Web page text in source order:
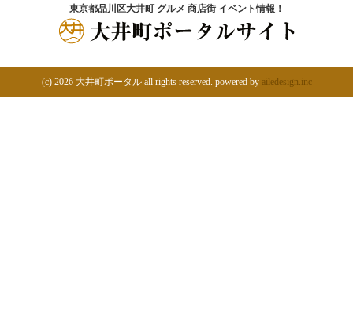
東京都品川区大井町 グルメ 商店街 イベント情報！
(c) 2026 大井町ポータル all rights reserved. powered by ailedesign.inc